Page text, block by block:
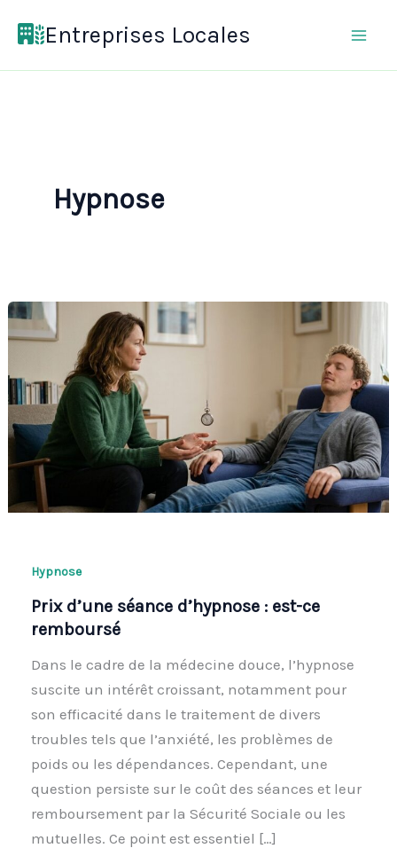
Entreprises Locales
Hypnose
Hypnose
Prix d’une séance d’hypnose : est-ce
remboursé
Dans le cadre de la médecine douce, l’hypnose
suscite un intérêt croissant, notamment pour
son efficacité dans le traitement de divers
troubles tels que l’anxiété, les problèmes de
poids ou les dépendances. Cependant, une
question persiste sur le coût des séances et leur
remboursement par la Sécurité Sociale ou les
mutuelles. Ce point est essentiel […]